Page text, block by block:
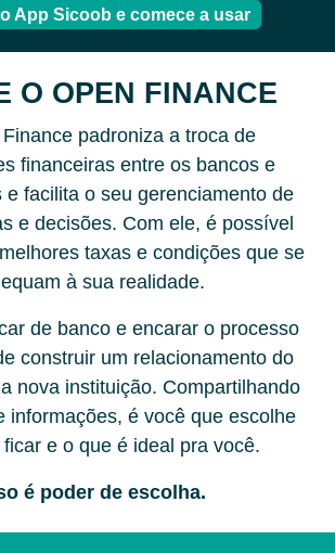
App Sicoob e comece a usar
O OPEN FINANCE
padroniza a troca de
financeiras entre os bancos e
e facilita o seu gerenciamento de
e decisões. Com ele, é possível
taxas e condições que se
à sua realidade.
de banco e encarar o processo
construir um relacionamento do
nova instituição. Compartilhando
informações, é você que escolhe
e o que é ideal pra você.
é poder de escolha.